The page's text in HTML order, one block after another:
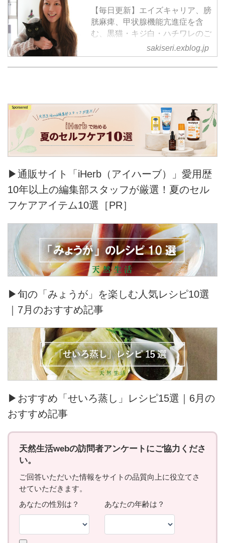
【毎日更新】エイズキャリア、膀
胱麻痺、甲状腺機能亢進症を含
む、黒猫・キジ白・ハチワレのご
きげんさん日記sakiseri.exblog.jp
▶通販サイト「iHerb（アイハーブ）」愛用歴
10年以上の編集部スタッフが厳選！夏のセル
フケアアイテム10選［PR］
▶旬の「みょうが」を楽しむ人気レシピ10選
｜7月のおすすめ記事
▶おすすめ「せいろ蒸し」レシピ15選｜6月の
おすすめ記事